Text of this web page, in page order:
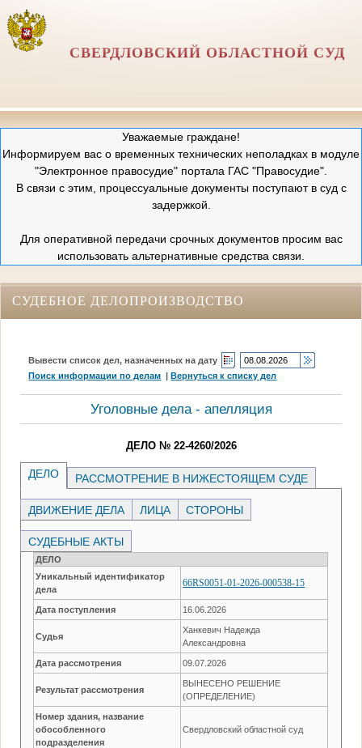
СВЕРДЛОВСКИЙ ОБЛАСТНОЙ СУД
Уважаемые граждане!
Информируем вас о временных технических неполадках в модуле
"Электронное правосудие" портала ГАС "Правосудие".
В связи с этим, процессуальные документы поступают в суд с
задержкой.
Для оперативной передачи срочных документов просим вас
использовать альтернативные средства связи.
СУДЕБНОЕ ДЕЛОПРОИЗВОДСТВО
Вывести список дел, назначенных на дату
Поиск информации по делам |Вернуться к списку дел
Уголовные дела - апелляция
ДЕЛО № 22-4260/2026
ДЕЛО РАССМОТРЕНИЕ В НИЖЕСТОЯЩЕМ СУДЕ
ДВИЖЕНИЕ ДЕЛА ЛИЦА СТОРОНЫ
СУДЕБНЫЕ АКТЫ
ДЕЛО
Уникальный идентификатор
дела
66RS0051-01-2026-000538-15
Дата поступления 16.06.2026
Судья
Ханкевич Надежда
Александровна
Дата рассмотрения 09.07.2026
Результат рассмотрения
ВЫНЕСЕНО РЕШЕНИЕ
(ОПРЕДЕЛЕНИЕ)
Номер здания, название
обособленного
подразделения
Свердловский областной суд